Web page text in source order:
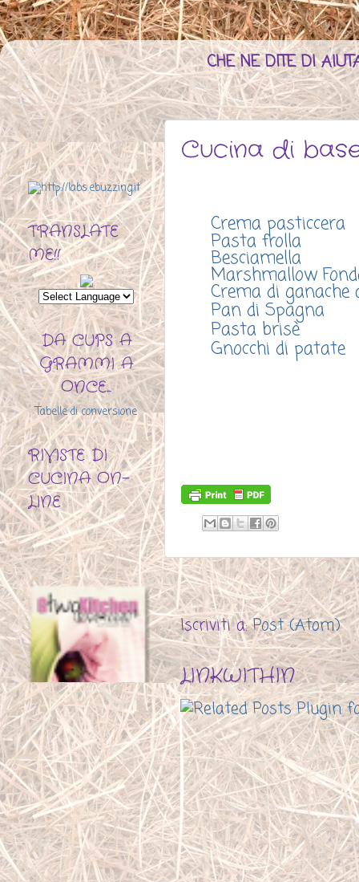
CHE NE DITE DI
Cucina di
Crema pasticcera
Pasta frolla
Besciamella
Marshmallow
Crema di ganache
Pan di Spagna
Pasta brisè
Gnocchi di patate
Iscriviti a:Post (Atom)
LINKWITHIN
TRANSLATE
ME!!
DA CUPS A
GRAMMI A
ONCE...
Tabelle di conversione
RIVISTE DI
CUCINA ON-
LINE